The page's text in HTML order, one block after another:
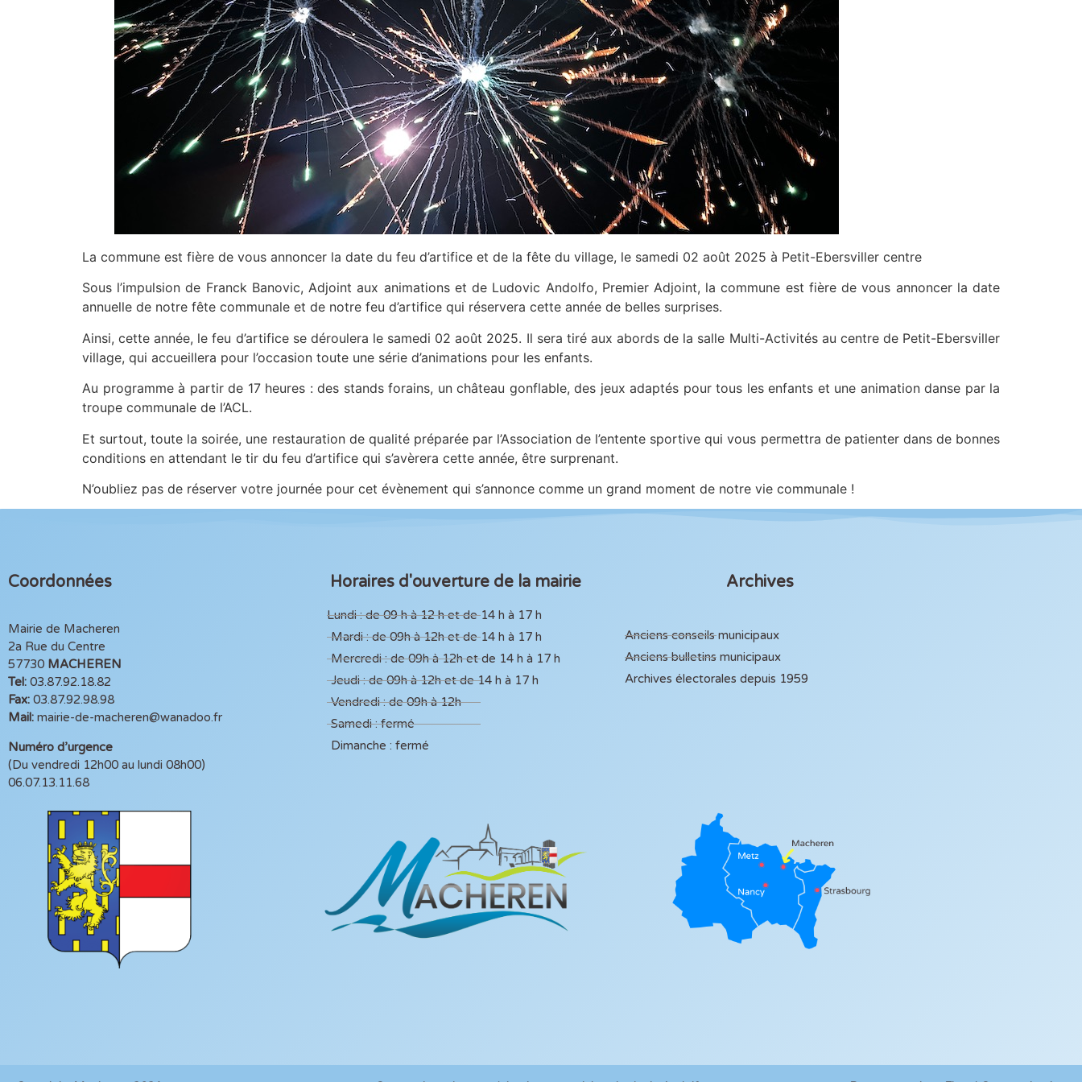
La commune est fière de vous annoncer la date du feu d’artifice et de la fête du village, le samedi 02 août 2025 à Petit-Ebersviller centre
Sous l’impulsion de Franck Banovic, Adjoint aux animations et de Ludovic Andolfo, Premier Adjoint, la commune est fière de vous annoncer la date
annuelle de notre fête communale et de notre feu d’artifice qui réservera cette année de belles surprises.
Ainsi, cette année, le feu d’artifice se déroulera le samedi 02 août 2025. Il sera tiré aux abords de la salle Multi-Activités au centre de Petit-Ebersviller
village, qui accueillera pour l’occasion toute une série d’animations pour les enfants.
Au programme à partir de 17 heures : des stands forains, un château gonflable, des jeux adaptés pour tous les enfants et une animation danse par la
troupe communale de l’ACL.
Et surtout, toute la soirée, une restauration de qualité préparée par l’Association de l’entente sportive qui vous permettra de patienter dans de bonnes
conditions en attendant le tir du feu d’artifice qui s’avèrera cette année, être surprenant.
N’oubliez pas de réserver votre journée pour cet évènement qui s’annonce comme un grand moment de notre vie communale !
Coordonnées
Mairie de Macheren
2a Rue du Centre
57730 MACHEREN
Tel: 03.87.92.18.82
Fax: 03.87.92.98.98
Mail: mairie-de-macheren@wanadoo.fr
Numéro d’urgence
(Du vendredi 12h00 au lundi 08h00)
06.07.13.11.68
Horaires d'ouverture de la mairie
Lundi : de 09 h à 12 h et de 14 h à 17 h
Mardi : de 09h à 12h et de 14 h à 17 h
Mercredi : de 09h à 12h et de 14 h à 17 h
Jeudi : de 09h à 12h et de 14 h à 17 h
Vendredi : de 09h à 12h
Samedi : fermé
Dimanche : fermé
Archives
Anciens conseils municipaux
Anciens bulletins municipaux
Archives électorales depuis 1959